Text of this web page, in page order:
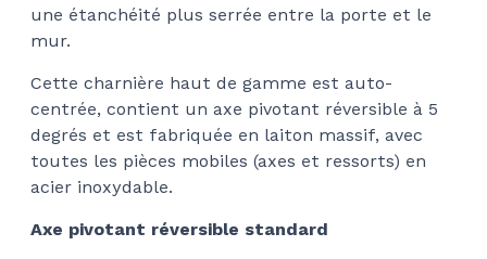
une étanchéité plus serrée entre la porte et le
mur.
Cette charnière haut de gamme est auto-
centrée, contient un axe pivotant réversible à 5
degrés et est fabriquée en laiton massif, avec
toutes les pièces mobiles (axes et ressorts) en
acier inoxydable.
Axe pivotant réversible standard